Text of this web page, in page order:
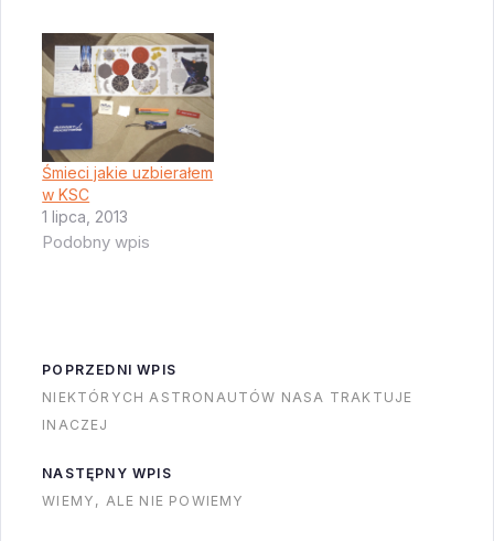
będzie wracał na
platformę. Także w
2014 roku ma się
pojawić nowy,
większy Dragon, który
będzie lądował na
platformie zamiast
wpadać do
Śmieci jakie uzbierałem
w KSC
1 lipca, 2013
Podobny wpis
POPRZEDNI WPIS
NIEKTÓRYCH ASTRONAUTÓW NASA TRAKTUJE
INACZEJ
NASTĘPNY WPIS
WIEMY, ALE NIE POWIEMY